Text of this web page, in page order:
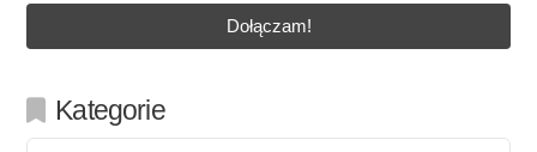
Kategorie